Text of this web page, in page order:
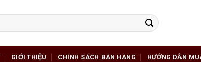
GIỚI THIỆU CHÍNH SÁCH BÁN HÀNG HƯỚNG DẪN